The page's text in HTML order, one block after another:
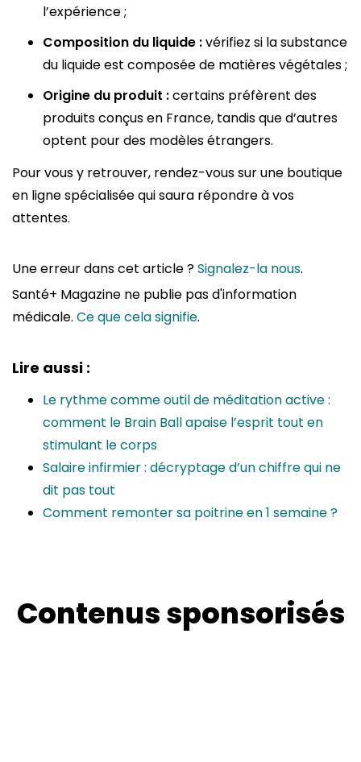
l’expérience ;
Composition du liquide :vérifiez si la substance
du liquide est composée de matières végétales ;
Origine du produit :certains préfèrent des
produits conçus en France, tandis que d’autres
optent pour des modèles étrangers.
Pour vous y retrouver, rendez-vous sur une boutique
en ligne spécialisée qui saura répondre à vos
attentes.
Une erreur dans cet article ?Signalez-la nous.
Santé+ Magazine ne publie pas d'information
médicale. Ce que cela signifie.
Lire aussi :
Le rythme comme outil de méditation active :
comment le Brain Ball apaise l’esprit tout en
stimulant le corps
Salaire infirmier : décryptage d’un chiffre qui ne
dit pas tout
Comment remonter sa poitrine en 1 semaine ?
Contenus sponsorisés